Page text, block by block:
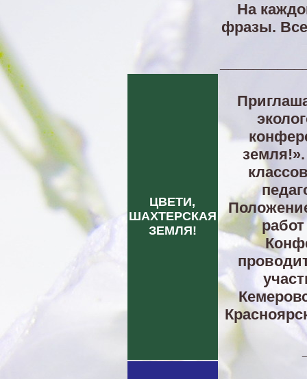
На
фразы.
ЦВЕТИ,
ШАХТЕРСКАЯ
ЗЕМЛЯ!